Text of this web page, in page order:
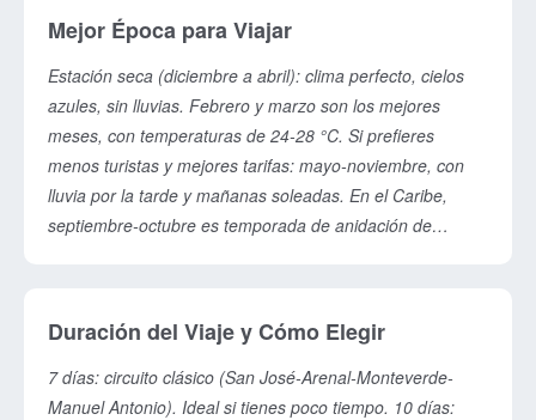
Mejor Época para Viajar
Estación seca (diciembre a abril): clima perfecto, cielos
azules, sin lluvias. Febrero y marzo son los mejores
meses, con temperaturas de 24-28 °C. Si prefieres
menos turistas y mejores tarifas: mayo-noviembre, con
lluvia por la tarde y mañanas soleadas. En el Caribe,
septiembre-octubre es temporada de anidación de
Duración del Viaje y Cómo Elegir
7 días: circuito clásico (San José-Arenal-Monteverde-
Manuel Antonio). Ideal si tienes poco tiempo. 10 días: